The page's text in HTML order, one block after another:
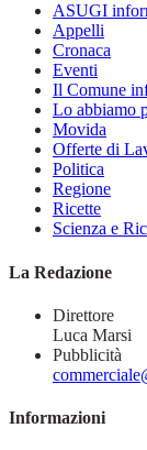
ASUGI
Appelli
Cronaca
Eventi
Il Comune
Lo abbiamo
Movida
Offerte di
Politica
Regione
Ricette
Scienza e
La Redazione
Direttore
Luca Marsi
Pubblicità
Informazioni